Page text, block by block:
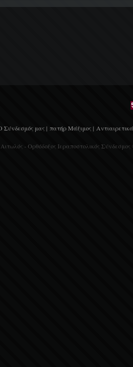
Σύνδεσμός μας | πατήρ Μάξιμος |
- Ορθόδοξος Ιεραποστολικός